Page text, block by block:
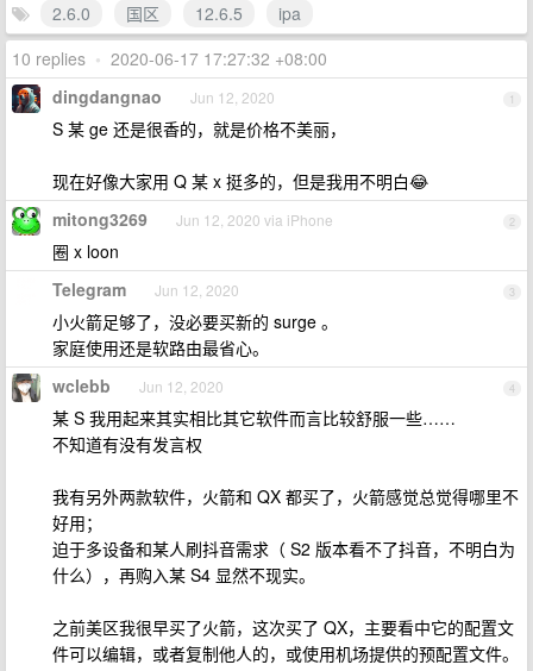
2.6.0
国区 12.6.5
ipa
10 replies • 2020-06-17 17:27:32 +08:00
1
dingdangnao Jun 12, 2020
S 某 ge 还是很香的，就是价格不美丽，
现在好像大家用 Q 某 x 挺多的，但是我用不明白😂
2
mitong3269 Jun 12, 2020 via iPhone
圈 x loon
3
Telegram Jun 12, 2020
小火箭足够了，没必要买新的 surge 。
家庭使用还是软路由最省心。
4
wclebb Jun 12, 2020
某 S 我用起来其实相比其它软件而言比较舒服一些……
不知道有没有发言权
我有另外两款软件，火箭和 QX 都买了，火箭感觉总觉得哪里不
好用；
迫于多设备和某人刷抖音需求（ S2 版本看不了抖音，不明白为
什么），再购入某 S4 显然不现实。
之前美区我很早买了火箭，这次买了 QX，主要看中它的配置文
件可以编辑，或者复制他人的，或使用机场提供的预配置文件。